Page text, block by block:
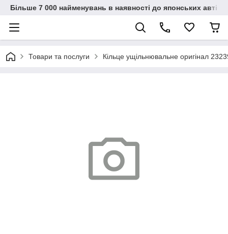
Більше 7 000 найменувань в наявності до японських
Товари та послуги Кільце ущільнювальне оригінал